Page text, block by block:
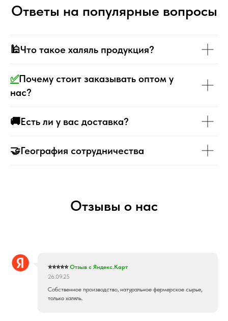
Ответы на популярные вопросы
🕌Что такое халяль продукция?
✅Почему стоит заказывать оптом у
нас?
🚚Есть ли у вас доставка?
🤝География сотрудничества
Отзывы о нас
⭐⭐⭐⭐⭐Отзыв с Яндекс.Карт
26.09.25
Собственное производство, натуральное фермерское сырье,
только халяль.